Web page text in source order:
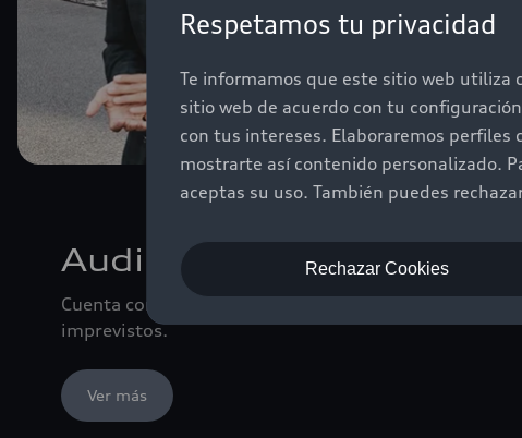
Respetamos tu privacidad
Te informamos que este sitio web
sitio web de acuerdo con tu
con tus intereses. Elaboraremos
mostrarte así contenido personalizado.
aceptas su uso. También puedes
Rechazar Cookies
Audi Premium Used Cars
Cuenta con la garantía y cobertura adicional para
imprevistos.
Ver más